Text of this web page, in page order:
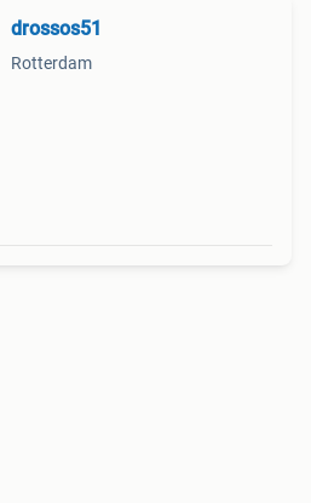
drossos51
Rotterdam